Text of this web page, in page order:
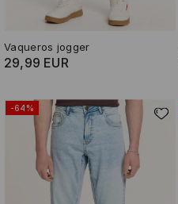
Vaqueros jogger
29,99 EUR
-64%